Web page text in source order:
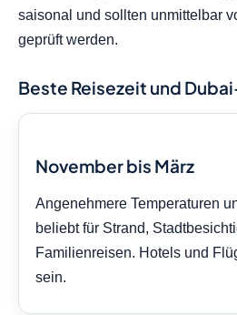
saisonal und sollten unmittelbar
geprüft werden.
Beste Reisezeit und
November bis März
Angenehmere Temperaturen
beliebt für Strand,
Familienreisen. Hotels und
sein.